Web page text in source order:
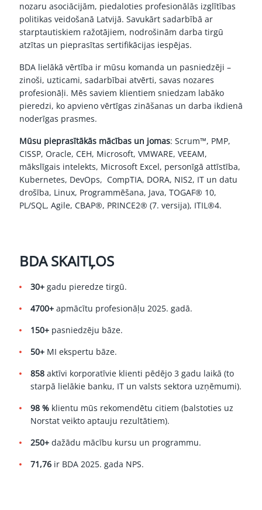
nozaru asociācijām, piedaloties profesionālās izglītības
politikas veidošanā Latvijā. Savukārt sadarbībā ar
starptautiskiem ražotājiem, nodrošinām darba tirgū
atzītas un pieprasītas sertifikācijas iespējas.
BDA lielākā vērtība ir mūsu komanda un pasniedzēji –
zinoši, uzticami, sadarbībai atvērti, savas nozares
profesionāļi. Mēs saviem klientiem sniedzam labāko
pieredzi, ko apvieno vērtīgas zināšanas un darba ikdienā
noderīgas prasmes.
Mūsu pieprasītākās mācības un jomas: Scrum™, PMP,
CISSP, Oracle, CEH, Microsoft, VMWARE, VEEAM,
mākslīgais intelekts, Microsoft Excel, personīgā attīstība,
Kubernetes, DevOps, CompTIA, DORA, NIS2, IT un datu
drošība, Linux, Programmēšana, Java, TOGAF® 10,
PL/SQL, Agile, CBAP®, PRINCE2® (7. versija), ITIL®4.
BDA SKAITĻOS
30+ gadu pieredze tirgū.
4700+ apmācītu profesionāļu 2025. gadā.
150+ pasniedzēju bāze.
50+ MI ekspertu bāze.
858 aktīvi korporatīvie klienti pēdējo 3 gadu laikā (to
starpā lielākie banku, IT un valsts sektora uzņēmumi).
98 % klientu mūs rekomendētu citiem (balstoties uz
Norstat veikto aptauju rezultātiem).
250+ dažādu mācību kursu un programmu.
71,76 ir BDA 2025. gada NPS.